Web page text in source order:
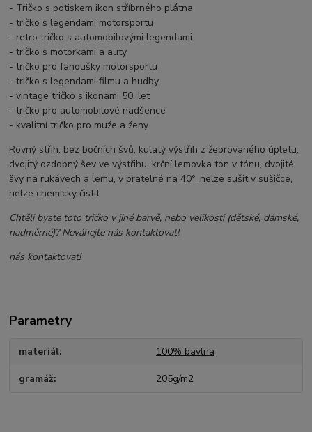
- Tričko s potiskem ikon stříbrného plátna
- tričko s legendami motorsportu
- retro tričko s automobilovými legendami
- tričko s motorkami a auty
- tričko pro fanoušky motorsportu
- tričko s legendami filmu a hudby
- vintage tričko s ikonami 50. let
- tričko pro automobilové nadšence
- kvalitní tričko pro muže a ženy
Rovný střih, bez bočních švů, kulatý výstřih z žebrovaného úpletu,
dvojitý ozdobný šev ve výstřihu, krční lemovka tón v tónu, dvojité
švy na rukávech a lemu, v pratelné na 40°, nelze sušit v sušičce,
nelze chemicky čistit
Chtěli byste toto tričko v jiné barvě, nebo velikosti (dětské, dámské,
nadměrné)? Neváhejte nás kontaktovat!
nás kontaktovat!
Parametry
materiál 100% bavlna
gramáž 205g/m2